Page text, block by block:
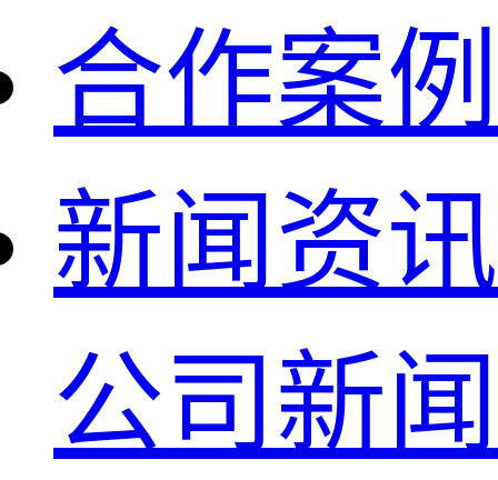
合作案例
新闻资讯
公司新闻